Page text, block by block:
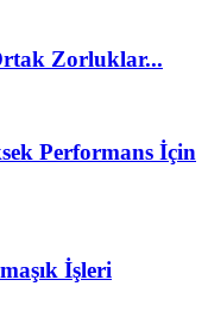
Zorluklar...
Performans İçin
İşleri